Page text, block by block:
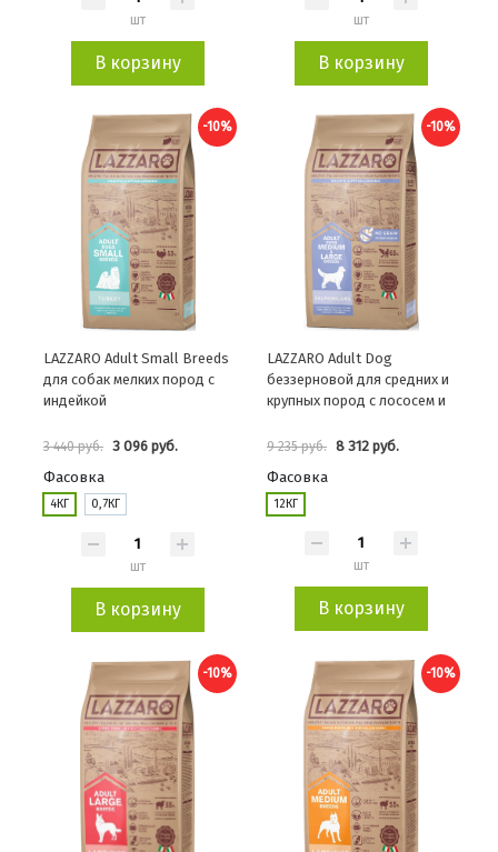
шт
В корзину
шт
В корзину
-10%
LAZZARO Adult Small Breeds
для собак мелких пород с
индейкой
3 440 руб. 3 096 руб.
Фасовка
4КГ 0,7КГ
шт
В корзину
-10%
LAZZARO Adult Dog
беззерновой для средних и
крупных пород с лососем и
9 235 руб. 8 312 руб.
Фасовка
12КГ
шт
В корзину
-10% -10%